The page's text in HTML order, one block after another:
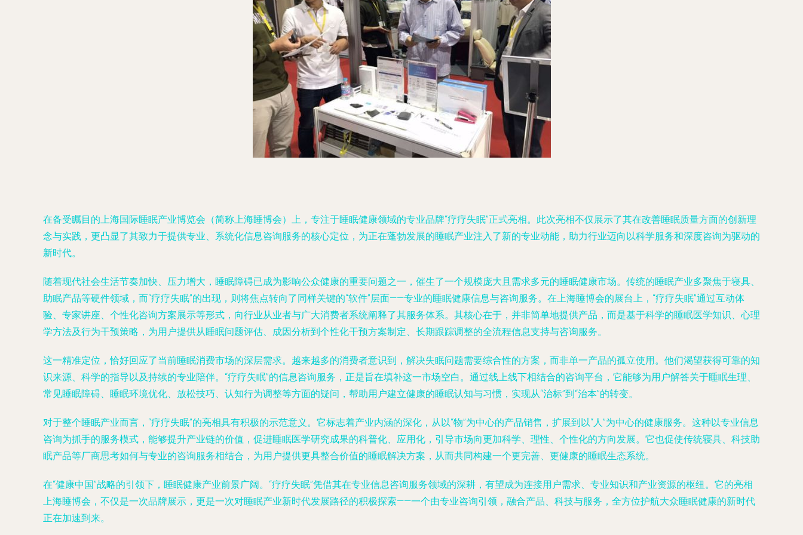
在备受瞩目的上海国际睡眠产业博览会（简称上海睡博会）上，专注于睡眠健康领域的专业品牌“疗疗失眠”正式亮相。此次亮相不仅展示了其在改善睡眠质量方面的创新理
念与实践，更凸显了其致力于提供专业、系统化信息咨询服务的核心定位，为正在蓬勃发展的睡眠产业注入了新的专业动能，助力行业迈向以科学服务和深度咨询为驱动的
新时代。
随着现代社会生活节奏加快、压力增大，睡眠障碍已成为影响公众健康的重要问题之一，催生了一个规模庞大且需求多元的睡眠健康市场。传统的睡眠产业多聚焦于寝具、
助眠产品等硬件领域，而“疗疗失眠”的出现，则将焦点转向了同样关键的“软件”层面——专业的睡眠健康信息与咨询服务。在上海睡博会的展台上，“疗疗失眠”通过互动体
验、专家讲座、个性化咨询方案展示等形式，向行业从业者与广大消费者系统阐释了其服务体系。其核心在于，并非简单地提供产品，而是基于科学的睡眠医学知识、心理
学方法及行为干预策略，为用户提供从睡眠问题评估、成因分析到个性化干预方案制定、长期跟踪调整的全流程信息支持与咨询服务。
这一精准定位，恰好回应了当前睡眠消费市场的深层需求。越来越多的消费者意识到，解决失眠问题需要综合性的方案，而非单一产品的孤立使用。他们渴望获得可靠的知
识来源、科学的指导以及持续的专业陪伴。“疗疗失眠”的信息咨询服务，正是旨在填补这一市场空白。通过线上线下相结合的咨询平台，它能够为用户解答关于睡眠生理、
常见睡眠障碍、睡眠环境优化、放松技巧、认知行为调整等方面的疑问，帮助用户建立健康的睡眠认知与习惯，实现从“治标”到“治本”的转变。
对于整个睡眠产业而言，“疗疗失眠”的亮相具有积极的示范意义。它标志着产业内涵的深化，从以“物”为中心的产品销售，扩展到以“人”为中心的健康服务。这种以专业信息
咨询为抓手的服务模式，能够提升产业链的价值，促进睡眠医学研究成果的科普化、应用化，引导市场向更加科学、理性、个性化的方向发展。它也促使传统寝具、科技助
眠产品等厂商思考如何与专业的咨询服务相结合，为用户提供更具整合价值的睡眠解决方案，从而共同构建一个更完善、更健康的睡眠生态系统。
在“健康中国”战略的引领下，睡眠健康产业前景广阔。“疗疗失眠”凭借其在专业信息咨询服务领域的深耕，有望成为连接用户需求、专业知识和产业资源的枢纽。它的亮相
上海睡博会，不仅是一次品牌展示，更是一次对睡眠产业新时代发展路径的积极探索——一个由专业咨询引领，融合产品、科技与服务，全方位护航大众睡眠健康的新时代
正在加速到来。